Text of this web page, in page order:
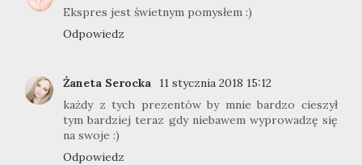
Ekspres jest świetnym pomysłem :)
Odpowiedz
Żaneta Serocka
11 stycznia 2018 15:12
każdy z tych prezentów by mnie bardzo cieszył
tym bardziej teraz gdy niebawem wyprowadzę się
na swoje :)
Odpowiedz